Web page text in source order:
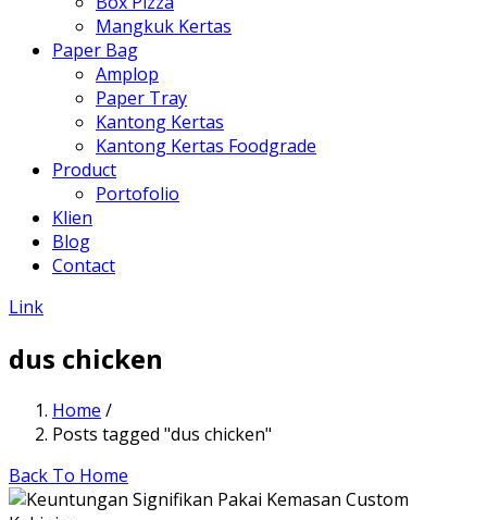
Mangkuk Kertas
Paper Bag
Amplop
Paper Tray
Kantong Kertas
Kantong Kertas Foodgrade
Product
Portofolio
Klien
Blog
Contact
Link
dus chicken
Home /
Posts tagged "dus chicken"
Back To Home